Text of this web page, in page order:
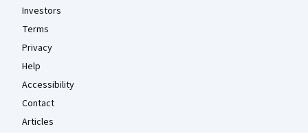
Investors
Terms
Privacy
Help
Accessibility
Contact
Articles